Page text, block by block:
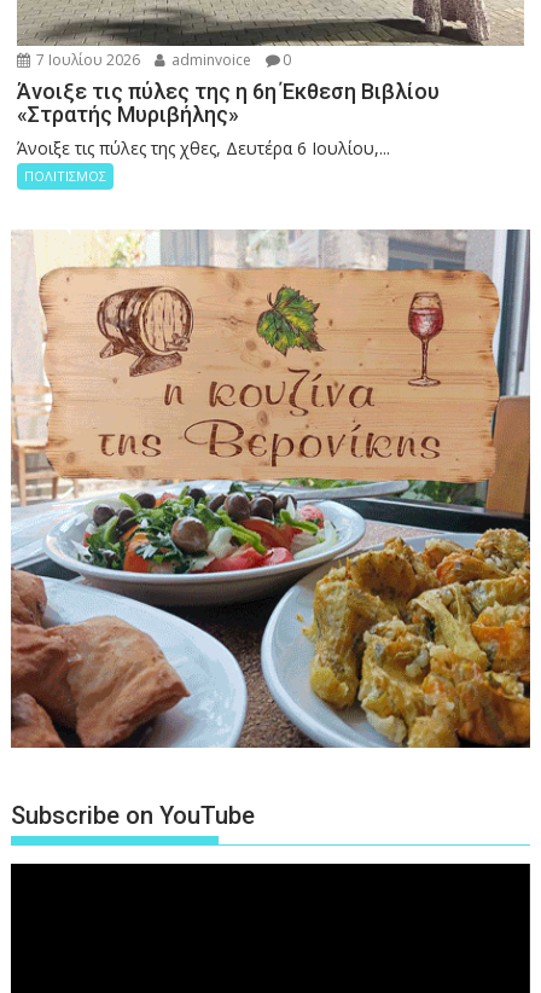
7 Ιουλίου 2026 adminvoice 0
Άνοιξε τις πύλες της η 6η Έκθεση Βιβλίου
«Στρατής Μυριβήλης»
Άνοιξε τις πύλες της χθες, Δευτέρα 6 Ιουλίου,...
ΠΟΛΙΤΙΣΜΟΣ
Subscribe on YouTube